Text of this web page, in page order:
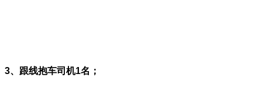
3、跟线抱车司机1名；